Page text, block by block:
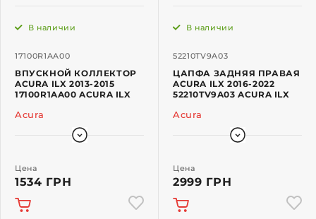
17100R1AA00
В наличии
ВПУСКНОЙ КОЛЛЕКТОР
ACURA ILX 2013-2015
17100R1AA00 ACURA ILX
Acura
Цена
1534 ГРН
52210TV9A03
В наличии
ЦАПФА ЗАДНЯЯ ПРАВАЯ
ACURA ILX 2016-2022
52210TV9A03 ACURA ILX
Acura
Цена
2999 ГРН